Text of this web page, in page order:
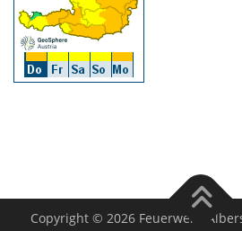
Copyright © 2026 Feuerwehr